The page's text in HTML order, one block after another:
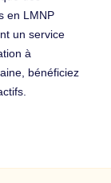
en LMNP
un service
à
bénéficiez